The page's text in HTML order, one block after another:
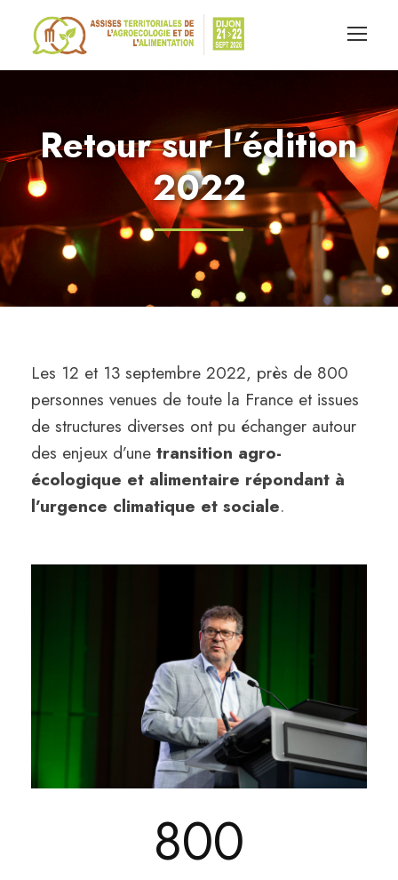
Retour sur l’édition
2022
Les 12 et 13 septembre 2022, près de 800
personnes venues de toute la France et issues
de structures diverses ont pu échanger autour
des enjeux d’une transition agro-
écologique et alimentaire répondant à
l’urgence climatique et sociale.
800